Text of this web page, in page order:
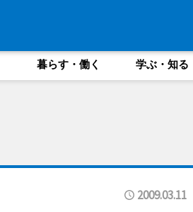
暮らす・働く 学ぶ・知る
2009.03.11